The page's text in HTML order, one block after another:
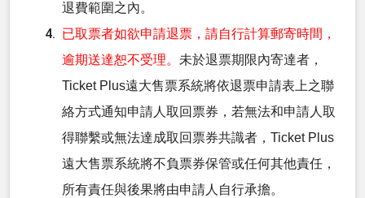
退費範圍之內。
已取票者如欲申請退票，請自行計算郵寄時間，
逾期送達恕不受理。 未於退票期限內寄達者，
Ticket Plus遠大售票系統將依退票申請表上之聯
絡方式通知申請人取回票券，若無法和申請人取
得聯繫或無法達成取回票券共識者，Ticket Plus
遠大售票系統將不負票券保管或任何其他責任，
所有責任與後果將由申請人自行承擔。